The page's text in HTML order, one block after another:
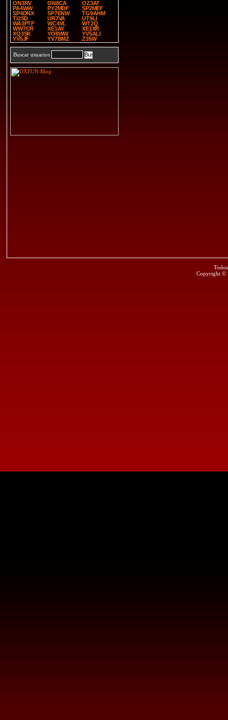
ON3RV
ON8CA
OZ3AT
PA4WW
PY2MDF
SP2MEF
SP4DNX
SP7ENW
TG9AHM
TI2SD
UR7VA
UT9LI
WA3PTF
WC4VL
WT2Q
WW7CR
XE1AY
XE1XR
XQ3SK
YO8WW
YV5ALI
YV5JF
YV7BMZ Z35W
Buscar usuarios
Copyright ©